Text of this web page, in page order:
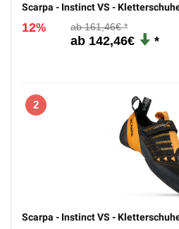
Scarpa - Instinct VS -
12% 161,46€
142,46€
2
Scarpa - Instinct VS -